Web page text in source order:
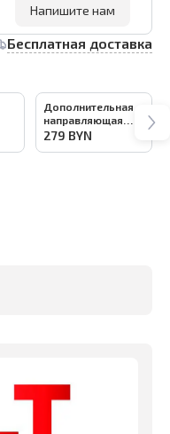
Напишите нам
Бесплатная доставка
Дополнительная
направляющая
планка 80см для
279 BYN